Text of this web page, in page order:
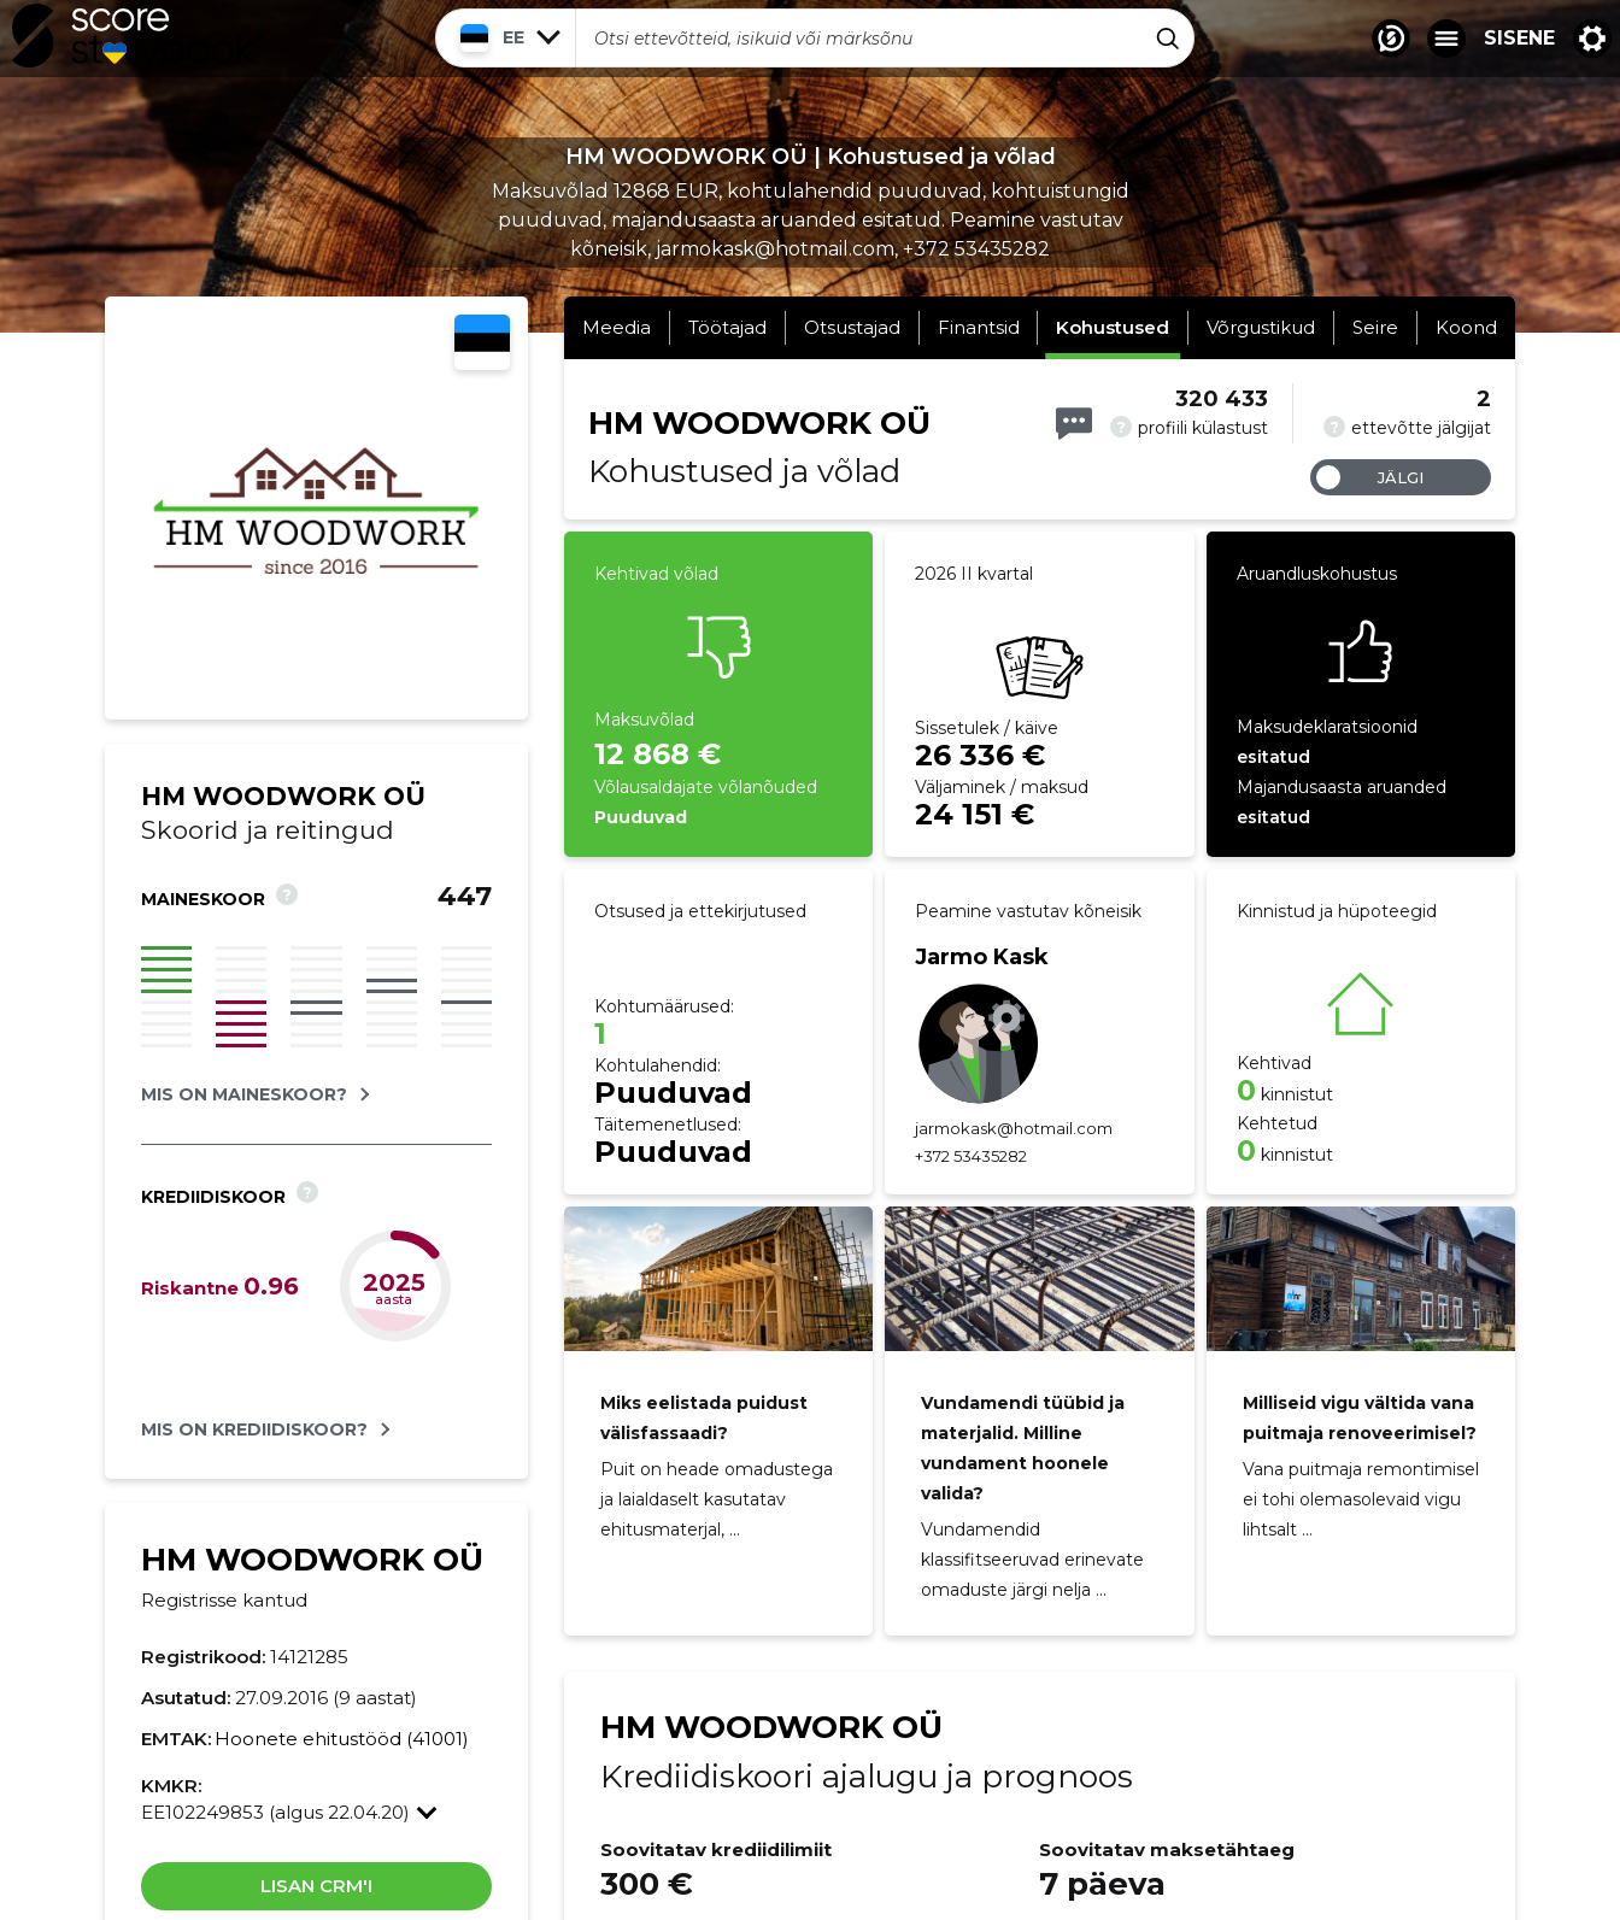
EE SISENE
HM WOODWORK OÜ | Kohustused ja võlad
Maksuvõlad 12868 EUR, kohtulahendid puuduvad, kohtuistungid
puuduvad, majandusaasta aruanded esitatud. Peamine vastutav
kõneisik, jarmokask@hotmail.com, +372 53435282
HM WOODWORK OÜ
Skoorid ja reitingud
MAINESKOOR ? 447
MIS ON MAINESKOOR?
KREDIIDISKOOR ?
Riskantne 0.96 2026
aasta
MIS ON KREDIIDISKOOR?
HM WOODWORK OÜ
Registrisse kantud
Registrikood: 14121285
Asutatud: 27.09.2016 (9 aastat)
EMTAK: Hoonete ehitustööd (41001)
KMKR:
EE102249853 (algus 22.04.20)
LISAN CRM'I
Meedia Töötajad Otsustajad Finantsid Kohustused Võrgustikud Seire Koond
HM WOODWORK OÜ
Kohustused ja võlad
? profiili külastust
320 433
? ettevõtte jälgijat
2
JÄLGI
Kehtivad võlad
Maksuvõlad
12 868 €
Võlausaldajate võlanõuded
Puuduvad
2026 II kvartal
Sissetulek / käive
26 336 €
Väljaminek / maksud
24 151 €
Aruandluskohustus
Maksudeklaratsioonid
esitatud
Majandusaasta aruanded
esitatud
Otsused ja ettekirjutused
Kohtumäärused:
1
Kohtulahendid:
Puuduvad
Täitemenetlused:
Puuduvad
Peamine vastutav kõneisik
Jarmo Kask
jarmokask@hotmail.com
+372 53435282
Kinnistud ja hüpoteegid
Kehtivad
0 kinnistut
Kehtetud
0 kinnistut
Miks eelistada puidust
välisfassaadi?
Puit on heade omadustega
ja laialdaselt kasutatav
ehitusmaterjal, ...
Vundamendi tüübid ja
materjalid. Milline
vundament hoonele
valida?
Vundamendid
klassifitseeruvad erinevate
omaduste järgi nelja ...
Milliseid vigu vältida vana
puitmaja renoveerimisel?
Vana puitmaja remontimisel
ei tohi olemasolevaid vigu
lihtsalt ...
HM WOODWORK OÜ
Krediidiskoori ajalugu ja prognoos
Soovitatav krediidilimiit
300 €
Soovitatav maksetähtaeg
7 päeva